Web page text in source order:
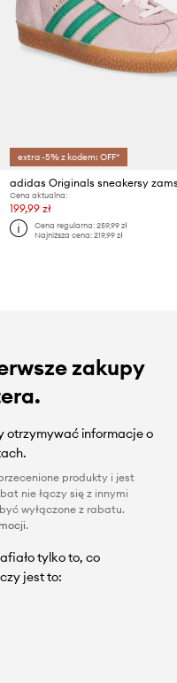
extra -5% z kodem: OFF*
Cena aktualna:
199,99 zł
Cena regularna: 259,99 zł
Najniższa cena: 219,99 zł
zakupy
otrzymywać informacje o
produkty i jest
nie łączy się z innymi
wyłączone z rabatu.
.
tylko to, co
jest to: